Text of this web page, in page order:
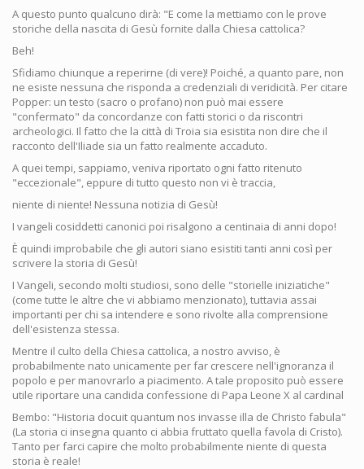
A questo punto qualcuno dirà: "E come la mettiamo con le prove
storiche della nascita di Gesù fornite dalla Chiesa cattolica?
Beh!
Sfidiamo chiunque a reperirne (di vere)! Poiché, a quanto pare, non
ne esiste nessuna che risponda a credenziali di veridicità. Per citare
Popper: un testo (sacro o profano) non può mai essere
"confermato" da concordanze con fatti storici o da riscontri
archeologici. Il fatto che la città di Troia sia esistita non dire che il
racconto dell'Iliade sia un fatto realmente accaduto.
A quei tempi, sappiamo, veniva riportato ogni fatto ritenuto
"eccezionale", eppure di tutto questo non vi è traccia,
niente di niente! Nessuna notizia di Gesù!
I vangeli cosiddetti canonici poi risalgono a centinaia di anni dopo!
È quindi improbabile che gli autori siano esistiti tanti anni così per
scrivere la storia di Gesù!
I Vangeli, secondo molti studiosi, sono delle "storielle iniziatiche"
(come tutte le altre che vi abbiamo menzionato), tuttavia assai
importanti per chi sa intendere e sono rivolte alla comprensione
dell'esistenza stessa.
Mentre il culto della Chiesa cattolica, a nostro avviso, è
probabilmente nato unicamente per far crescere nell'ignoranza il
popolo e per manovrarlo a piacimento. A tale proposito può essere
utile riportare una candida confessione di Papa Leone X al cardinal
Bembo: "Historia docuit quantum nos invasse illa de Christo fabula"
(La storia ci insegna quanto ci abbia fruttato quella favola di Cristo).
Tanto per farci capire che molto probabilmente niente di questa
storia è reale!